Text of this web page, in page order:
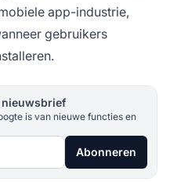
app-industrie,
gebruikers
is van nieuwe functies en
Abonneren